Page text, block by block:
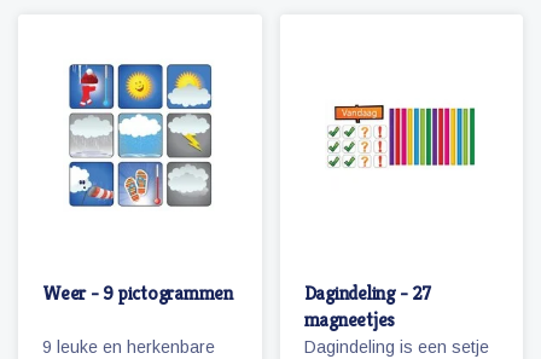
Weer - 9 pictogrammen
9 leuke en herkenbare
Dagindeling - 27
magneetjes
Dagindeling is een setje